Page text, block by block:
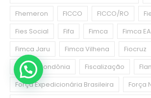
Fhemeron
FICCO FICCO/RO
Fies Social
Fifa Fimca
Fimca
Fimca Jaru
Fimca Vilhena
Fiocruz
Fiocruz Rondônia
Fiscalização
Força Expedicionária Brasileira
Força